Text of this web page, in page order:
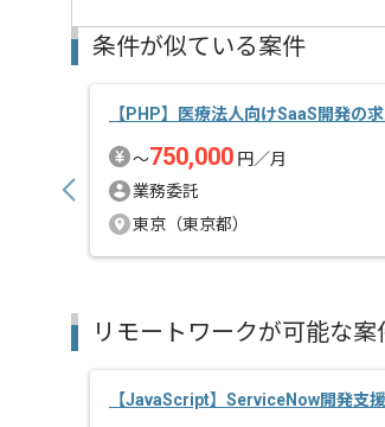
条件が似ている案件
【PHP】医療法人向けSaaS開発の
〜750,000 円／月
業務委託
東京（東京都）
リモートワークが可能な案
【JavaScript】ServiceNow開発支